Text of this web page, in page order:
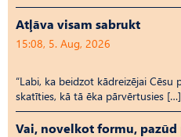
Atļāva visam sabrukt
15:08, 5. Aug, 2026
“Labi, ka beidzot kādreizējai
skatīties, kā tā ēka pārvērtusies […]
Vai, novelkot formu, pazūd